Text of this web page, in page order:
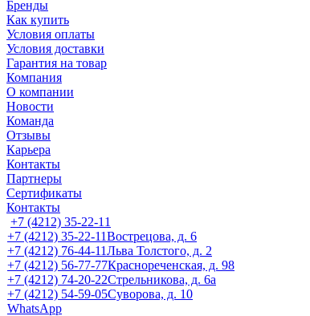
Бренды
Как купить
Условия оплаты
Условия доставки
Гарантия на товар
Компания
О компании
Новости
Команда
Отзывы
Карьера
Контакты
Партнеры
Сертификаты
Контакты
+7 (4212) 35-22-11
+7 (4212) 35-22-11Вострецова, д. 6
+7 (4212) 76-44-11Льва Толстого, д. 2
+7 (4212) 56-77-77Краснореченская, д. 98
+7 (4212) 74-20-22Стрельникова, д. 6а
+7 (4212) 54-59-05Суворова, д. 10
WhatsApp